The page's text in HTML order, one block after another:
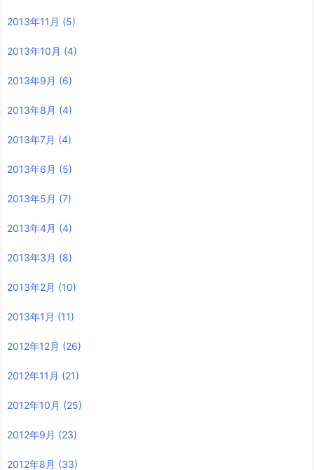
2013年11月 (5)
2013年10月 (4)
2013年9月 (6)
2013年8月 (4)
2013年7月 (4)
2013年6月 (5)
2013年5月 (7)
2013年4月 (4)
2013年3月 (8)
2013年2月 (10)
2013年1月 (11)
2012年12月 (26)
2012年11月 (21)
2012年10月 (25)
2012年9月 (23)
2012年8月 (33)